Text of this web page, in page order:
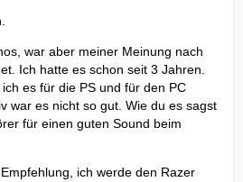
war aber meiner Meinung nach
Ich hatte es schon seit 3 Jahren.
es für die PS und für den PC
war es nicht so gut. Wie du es sagst
für einen guten Sound beim
ich werde den Razer